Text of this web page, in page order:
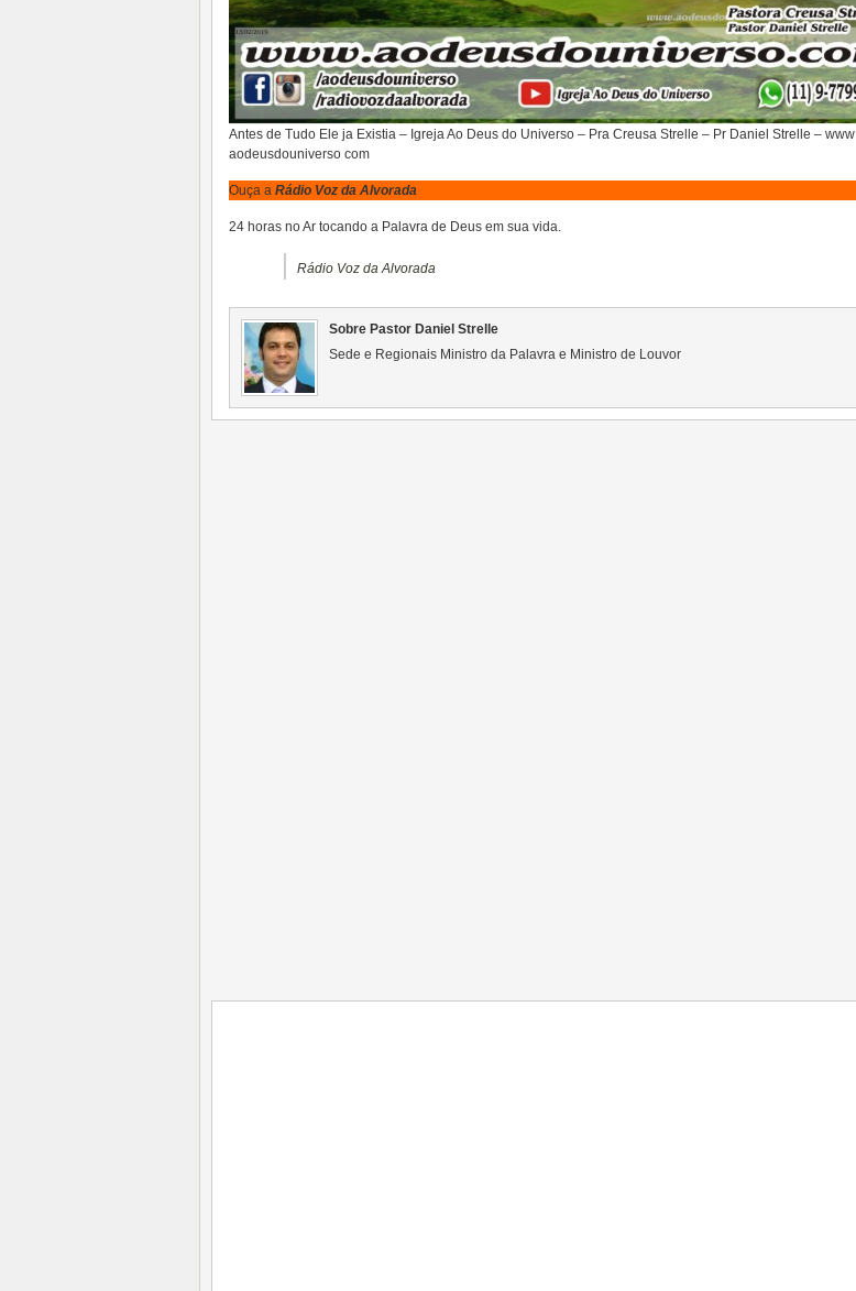
Antes de Tudo Ele ja Existia – Igreja Ao Deus do Universo – Pra Creusa Strelle – Pr Daniel Strelle – www
aodeusdouniverso com
Ouça a Rádio Voz da Alvorada
24 horas no Ar tocando a Palavra de Deus em sua vida.
Rádio Voz da Alvorada
Sobre Pastor Daniel Strelle
Sede e Regionais Ministro da Palavra e Ministro de Louvor